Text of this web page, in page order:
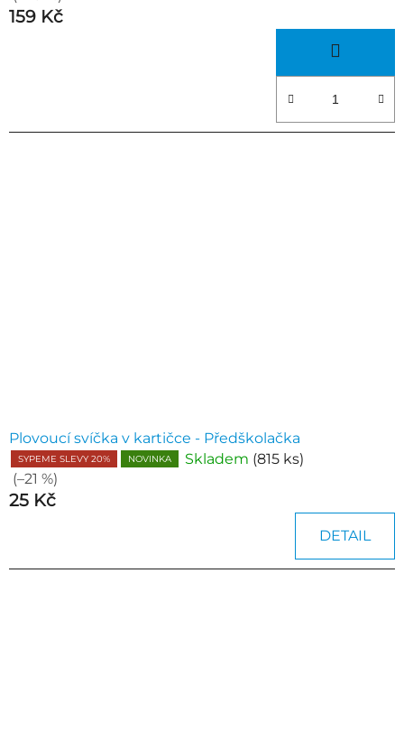
159 Kč
Plovoucí svíčka v kartičce - Předškolačka
SYPEME SLEVY 20% NOVINKA Skladem (815 ks)
(–21 %)
25 Kč
DETAIL